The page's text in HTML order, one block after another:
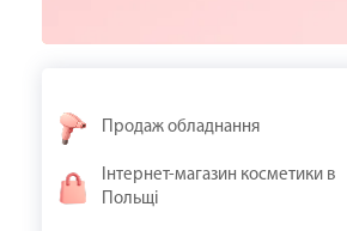
Продаж обладнання
Інтернет-магазин косметики в
Польщі